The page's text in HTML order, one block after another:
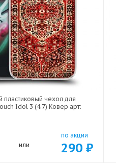
пластиковый чехол для
Idol 3 (4.7) Ковер арт:
или
по акции
290 ₽